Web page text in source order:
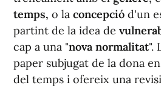
temps, o la concepció d'un
partint de la idea de
cap a una "nova normalitat".
paper subjugat de la dona
del temps i ofereix una